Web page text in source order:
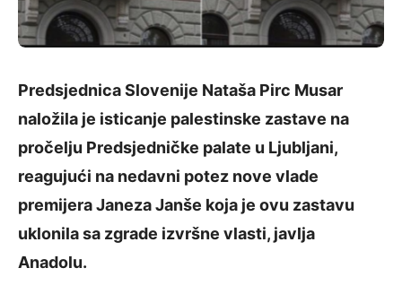
Predsjednica Slovenije Nataša Pirc Musar
naložila je isticanje palestinske zastave na
pročelju Predsjedničke palate u Ljubljani,
reagujući na nedavni potez nove vlade
premijera Janeza Janše koja je ovu zastavu
uklonila sa zgrade izvršne vlasti, javlja
Anadolu.